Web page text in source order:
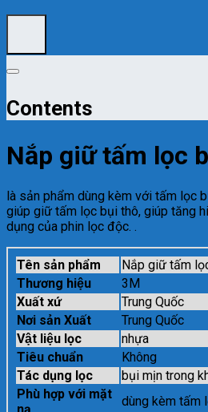
Contents
Nắp giữ tấm lọc
là sản phẩm dùng kèm với tấm lọc
giúp giữ tấm lọc bụi thô, giúp tăng
dụng của phin lọc độc. .
Tên sản phẩm
Nắp giữ tấm
Thương hiệu
3M
Xuất xứ
Trung Quốc
Nơi sản Xuất
Trung Quốc
Vật liệu lọc
nhựa
Tiêu chuẩn
Không
Tác dụng lọc
bụi mịn trong
Phù hợp với mặt
dùng kèm tấm